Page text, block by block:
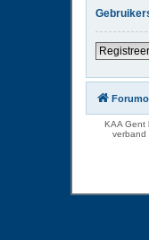
Registreer
KAA Gent
verband